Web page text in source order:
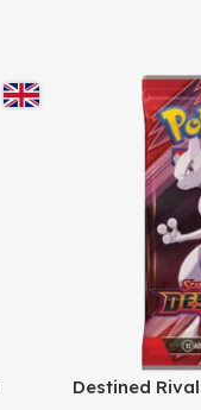
Destined